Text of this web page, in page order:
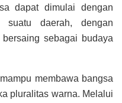
dapat dimulai dengan
suatu daerah, dengan
sebagai budaya
membawa bangsa
pluralitas warna. Melalui